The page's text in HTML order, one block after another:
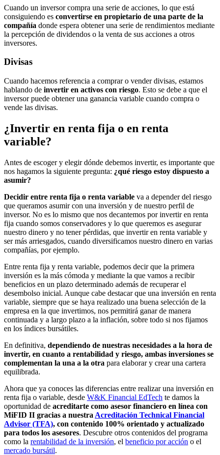
Cuando un inversor compra una serie de acciones, lo que está
consiguiendo es convertirse en propietario de una parte de la
compañía donde espera obtener una serie de rendimientos mediante
la percepción de dividendos o la venta de sus acciones a otros
inversores.
Divisas
Cuando hacemos referencia a comprar o vender divisas, estamos
hablando de invertir en activos con riesgo. Esto se debe a que el
inversor puede obtener una ganancia variable cuando compra o
vende las divisas.
¿Invertir en renta fija o en renta
variable?
Antes de escoger y elegir dónde debemos invertir, es importante que
nos hagamos la siguiente pregunta: ¿qué riesgo estoy dispuesto a
asumir?
Decidir entre renta fija o renta variable va a depender del riesgo
que queramos asumir con una inversión y de nuestro perfil de
inversor. No es lo mismo que nos decantemos por invertir en renta
fija cuando somos conservadores y lo que queremos es asegurar
nuestro dinero y no tener pérdidas, que invertir en renta variable y
ser más arriesgados, cuando diversificamos nuestro dinero en varias
compañías, por ejemplo.
Entre renta fija y renta variable, podemos decir que la primera
inversión es la más cómoda y mediante la que vamos a recibir
beneficios en un plazo determinado además de recuperar el
desembolso inicial. Aunque cabe destacar que una inversión en renta
variable, siempre que se haya realizado una buena selección de la
empresa en la que invertimos, nos permitirá ganar de manera
continuada y a largo plazo a la inflación, sobre todo si nos fijamos
en los índices bursátiles.
En definitiva, dependiendo de nuestras necesidades a la hora de
invertir, en cuanto a rentabilidad y riesgo, ambas inversiones se
complementan la una a la otra para elaborar y crear una cartera
equilibrada.
Ahora que ya conoces las diferencias entre realizar una inversión en
renta fija o variable, desde W&K Financial EdTech te damos la
oportunidad de acreditarte como asesor financiero en línea con
MiFID II gracias a nuestra Acreditación Technical Financial
Advisor (TFA), con contenido 100% orientado y actualizado
para todos los asesores. Descubre otros contenidos del programa
como la rentabilidad de la inversión, el beneficio por acción o el
mercado bursátil.